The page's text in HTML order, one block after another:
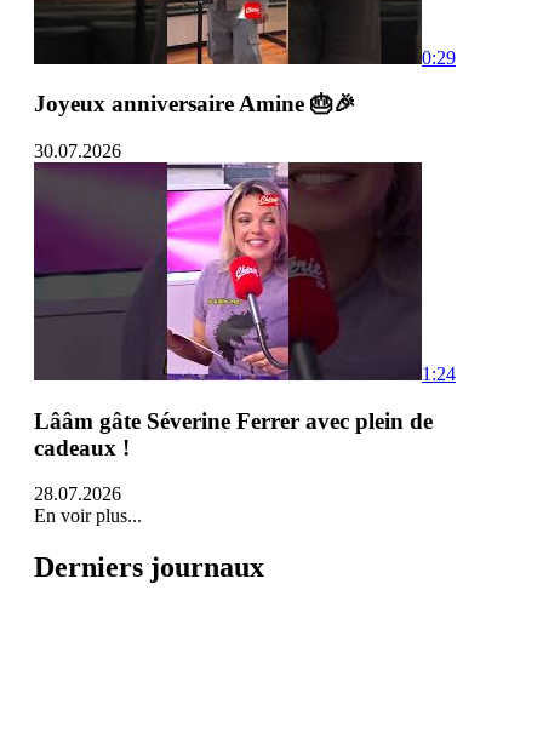
0:29
Joyeux anniversaire Amine 🎂🎉
30.07.2026
1:24
Lââm gâte Séverine Ferrer avec plein de
cadeaux !
28.07.2026
En voir plus...
Derniers journaux